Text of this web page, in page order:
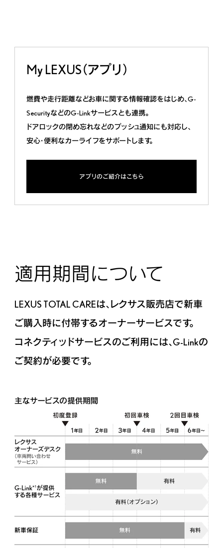
My LEXUS（アプリ）
燃費や走行距離などお車に関する情報確認をはじめ、G-
SecurityなどのG-Linkサービスとも連携。
ドアロックの閉め忘れなどのプッシュ通知にも対応し、
安心・便利なカーライフをサポートします。
アプリのご紹介はこちら
適用期間について
LEXUS TOTAL CAREは、レクサス販売店で新車
ご購入時に付帯するオーナーサービスです。
コネクティッドサービスのご利用には、G-Linkの
ご契約が必要です。